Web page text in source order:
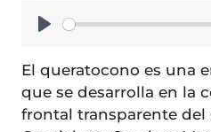
El queratocono es una
que se desarrolla en la
frontal transparente del